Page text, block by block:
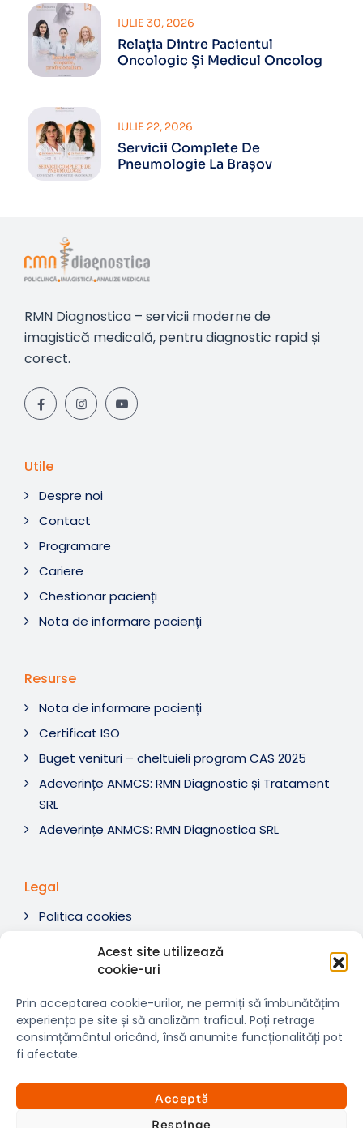
Acest site utilizează
cookie-uri
Prin acceptarea cookie-urilor, ne permiți să îmbunătățim
experiența pe site și să analizăm traficul. Poți retrage
consimțământul oricând, însă anumite funcționalități pot
fi afectate.
Acceptă
Respinge
Relația Dintre Pacientul
Oncologic Și Medicul Oncolog
IULIE 30, 2026
Servicii Complete De
Pneumologie La Brașov
IULIE 22, 2026
RMN Diagnostica – servicii moderne de
imagistică medicală, pentru diagnostic rapid și
corect.
Utile
Despre noi
Contact
Programare
Cariere
Chestionar pacienți
Nota de informare pacienți
Resurse
Nota de informare pacienți
Certificat ISO
Buget venituri – cheltuieli program CAS 2025
Adeverințe ANMCS: RMN Diagnostic și Tratament
SRL
Adeverințe ANMCS: RMN Diagnostica SRL
Legal
Politica cookies
Soluționare litigii
www.t-web.ro
×
Consultații si investigații